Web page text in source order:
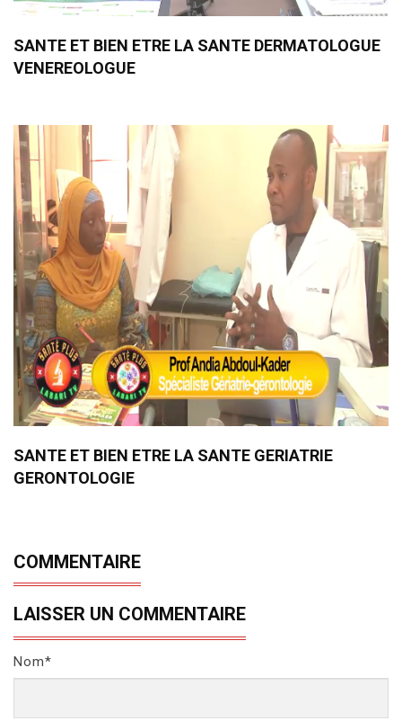
SANTE ET BIEN ETRE LA SANTE DERMATOLOGUE
VENEREOLOGUE
SANTE ET BIEN ETRE LA SANTE GERIATRIE
GERONTOLOGIE
COMMENTAIRE
LAISSER UN COMMENTAIRE
Nom*